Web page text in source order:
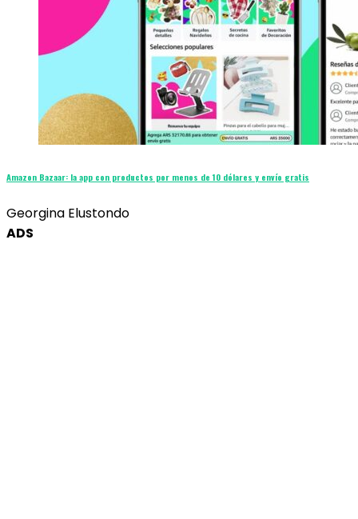
Amazon Bazaar: la app con productos por menos de 10 dólares y envío gratis
Georgina Elustondo
ADS